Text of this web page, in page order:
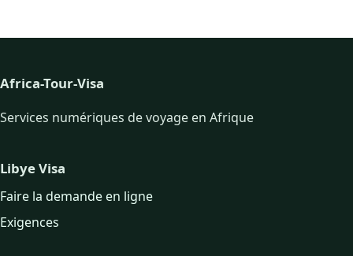
Africa-Tour-Visa
Services numériques de voyage en Afrique
Libye Visa
Faire la demande en ligne
Exigences